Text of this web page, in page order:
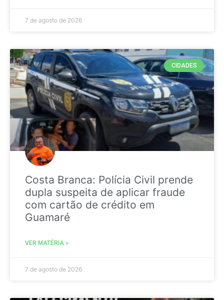
7 de agosto de 2026
CIDADES
Costa Branca: Polícia Civil prende
dupla suspeita de aplicar fraude
com cartão de crédito em
Guamaré
VER MATÉRIA »
7 de agosto de 2026